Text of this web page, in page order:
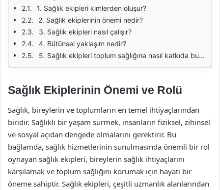
1. Sağlık ekipleri kimlerden oluşur?
2. Sağlık ekiplerinin önemi nedir?
3. Sağlık ekipleri nasıl çalışır?
4. Bütünsel yaklaşım nedir?
5. Sağlık ekipleri toplum sağlığına nasıl katkıda bulunur?
Sağlık Ekiplerinin Önemi ve Rolü
Sağlık, bireylerin ve toplumların en temel ihtiyaçlarından
biridir. Sağlıklı bir yaşam sürmek, insanların fiziksel, zihinsel
ve sosyal açıdan dengede olmalarını gerektirir. Bu
bağlamda, sağlık hizmetlerinin sunulmasında önemli bir rol
oynayan sağlık ekipleri, bireylerin sağlık ihtiyaçlarını
karşılamak ve toplum sağlığını korumak için hayati bir
öneme sahiptir. Sağlık ekipleri, çeşitli uzmanlık alanlarından